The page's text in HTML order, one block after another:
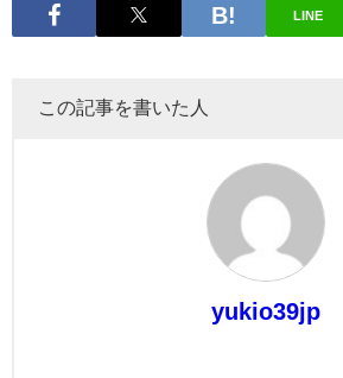
LINE
この記事を書いた人
yukio39jp